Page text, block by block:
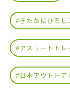
#きただにひろし
#アスリートトレ
#日本アウトドア